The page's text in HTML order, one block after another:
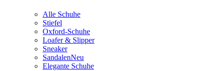
Alle Schuhe
Stiefel
Oxford-Schuhe
Loafer & Slipper
Sneaker
SandalenNeu
Elegante Schuhe